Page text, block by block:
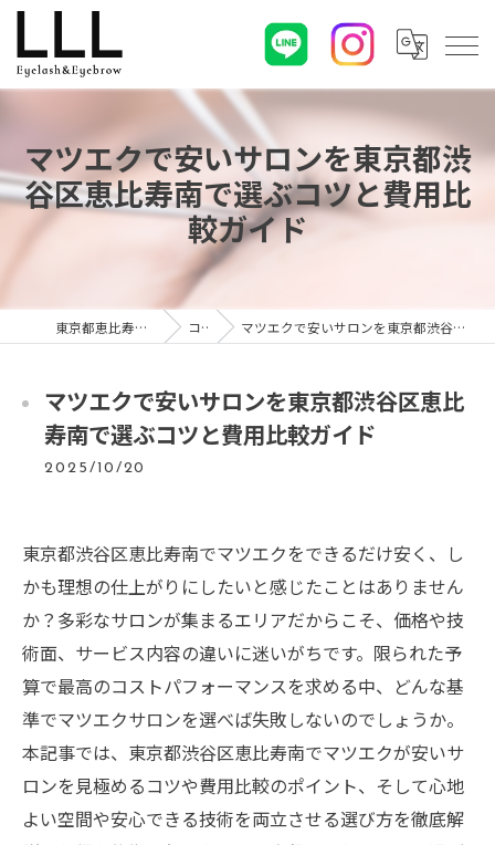
マツエクで安いサロンを東京都渋
谷区恵比寿南で選ぶコツと費用比
較ガイド
東京都恵比寿のマツエクならLLL コラム マツエクで安いサロンを東京都渋谷区恵比寿南で選ぶコツと費用比較ガイド
マツエクで安いサロンを東京都渋谷区恵比
寿南で選ぶコツと費用比較ガイド
2025/10/20
東京都渋谷区恵比寿南でマツエクをできるだけ安く、し
かも理想の仕上がりにしたいと感じたことはありません
か？多彩なサロンが集まるエリアだからこそ、価格や技
術面、サービス内容の違いに迷いがちです。限られた予
算で最高のコストパフォーマンスを求める中、どんな基
準でマツエクサロンを選べば失敗しないのでしょうか。
本記事では、東京都渋谷区恵比寿南でマツエクが安いサ
ロンを見極めるコツや費用比較のポイント、そして心地
よい空間や安心できる技術を両立させる選び方を徹底解